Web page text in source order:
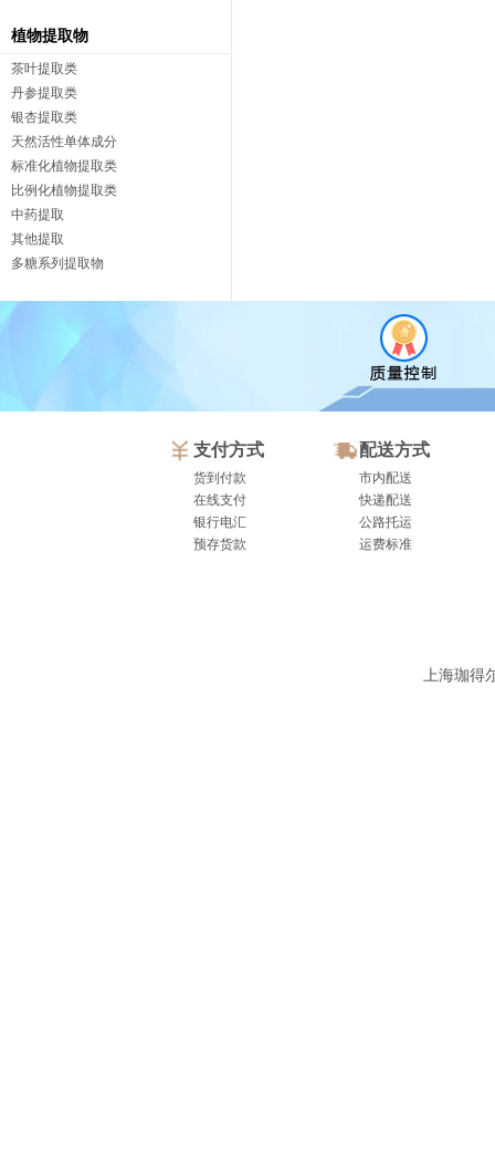
植物提取物
茶叶提取类
丹参提取类
银杏提取类
天然活性单体成分
标准化植物提取类
比例化植物提取类
中药提取
其他提取
多糖系列提取物
支付方式
货到付款
在线支付
银行电汇
预存货款
配送方式
市内配送
快递配送
公路托运
运费标准
上海珈得